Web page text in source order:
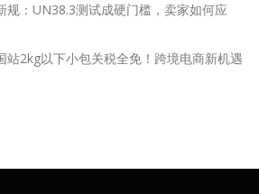
规：UN38.3测试成硬门槛，卖家如何应
站2kg以下小包关税全免！跨境电商新机遇